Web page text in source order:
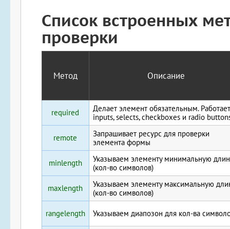
Список встроенных
проверки
Метод Описание
required
Делает элемент обязательным.
inputs, selects, checkboxes и radio
remote
Запрашивает ресурс для проверки
элемента формы
minlength
Указываем элементу минимальную
(кол-во символов)
maxlength
Указываем элементу максимальную
(кол-во символов)
rangelength Указываем диапозон для кол-ва